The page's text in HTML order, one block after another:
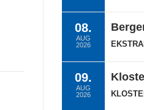
08.
AUG
2026
09.
AUG
2026